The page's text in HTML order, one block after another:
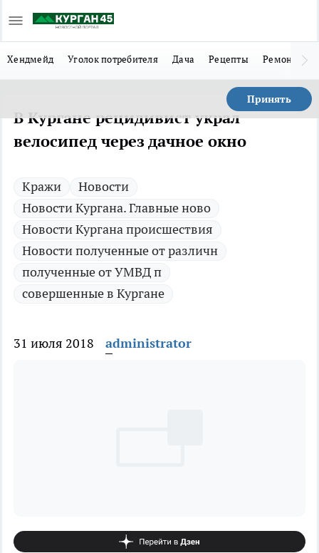
Хендмейд Уголок потребителя Дача Рецепты Ремонт
Принять
В Кургане рецидивист украл
велосипед через дачное окно
Кражи
Новости
Новости Кургана. Главные ново
Новости Кургана происшествия
Новости полученные от различн
полученные от УМВД п
совершенные в Кургане
31 июля 2018 administrator